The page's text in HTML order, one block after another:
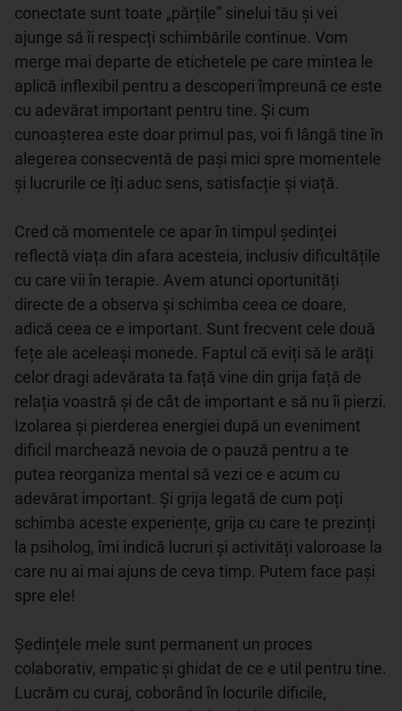
conectate sunt toate „părțile” sinelui tău și vei
ajunge să îi respecți schimbările continue. Vom
merge mai departe de etichetele pe care mintea le
aplică inflexibil pentru a descoperi împreună ce este
cu adevărat important pentru tine. Și cum
cunoașterea este doar primul pas, voi fi lângă tine în
alegerea consecventă de pași mici spre momentele
și lucrurile ce îți aduc sens, satisfacție și viață.
Cred că momentele ce apar în timpul ședinței
reflectă viața din afara acesteia, inclusiv dificultățile
cu care vii în terapie. Avem atunci oportunități
directe de a observa și schimba ceea ce doare,
adică ceea ce e important. Sunt frecvent cele două
fețe ale aceleași monede. Faptul că eviți să le arăți
celor dragi adevărata ta față vine din grija față de
relația voastră și de cât de important e să nu îi pierzi.
Izolarea și pierderea energiei după un eveniment
dificil marchează nevoia de o pauză pentru a te
putea reorganiza mental să vezi ce e acum cu
adevărat important. Și grija legată de cum poți
schimba aceste experiențe, grija cu care te prezinți
la psiholog, îmi indică lucruri și activități valoroase la
care nu ai mai ajuns de ceva timp. Putem face pași
spre ele!
Ședințele mele sunt permanent un proces
colaborativ, empatic și ghidat de ce e util pentru tine.
Lucrăm cu curaj, coborând în locurile dificile,